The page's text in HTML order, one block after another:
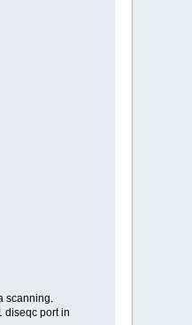
scanning.
diseqc port in